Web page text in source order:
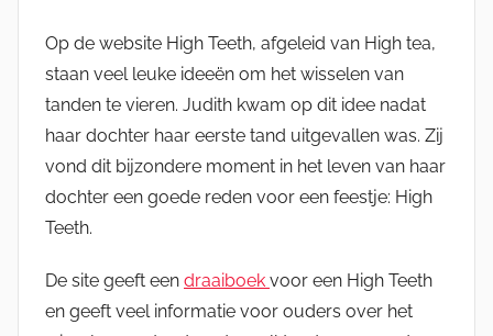
Op de website High Teeth, afgeleid van High tea,
staan veel leuke ideeën om het wisselen van
tanden te vieren. Judith kwam op dit idee nadat
haar dochter haar eerste tand uitgevallen was. Zij
vond dit bijzondere moment in het leven van haar
dochter een goede reden voor een feestje: High
Teeth.
De site geeft een draaiboek voor een High Teeth
en geeft veel informatie voor ouders over het